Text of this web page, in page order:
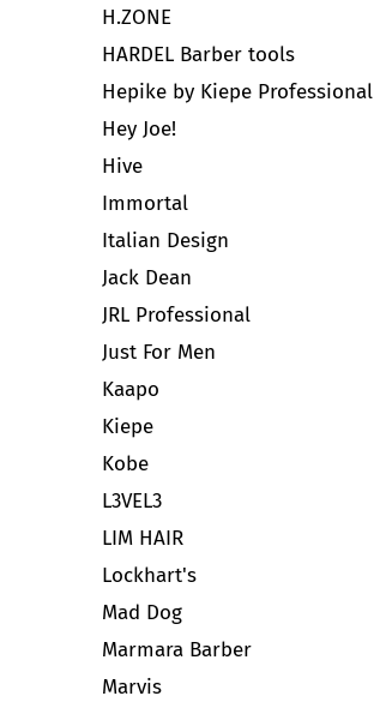
H.ZONE
HARDEL Barber tools
Hepike by Kiepe Professional
Hey Joe!
Hive
Immortal
Italian Design
Jack Dean
JRL Professional
Just For Men
Kaapo
Kiepe
Kobe
L3VEL3
LIM HAIR
Lockhart's
Mad Dog
Marmara Barber
Marvis